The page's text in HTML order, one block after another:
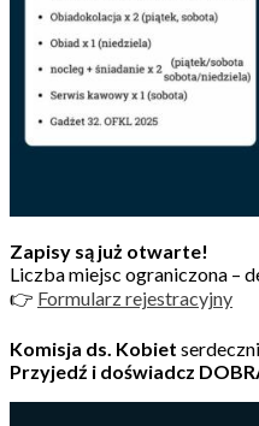
Zapisy są już otwarte!
Liczba miejsc ograniczona –
👉 Formularz rejestracyjny
Komisja ds. Kobiet
Przyjedź i doświadcz